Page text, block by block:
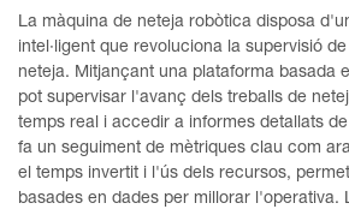
La màquina de neteja robòtica disposa
intel·ligent que revoluciona la supervisió
neteja. Mitjançant una plataforma basada
pot supervisar l'avanç dels treballs de
temps real i accedir a informes detallats
fa un seguiment de mètriques clau com
el temps invertit i l'ús dels recursos,
basades en dades per millorar l'operativa.